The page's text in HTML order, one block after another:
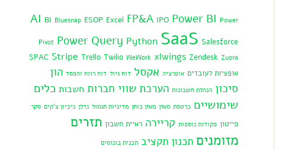
AI BI Bluesnap ESOP Excel FP&A IPO Power BI Power
Pivot Power Query Python SaaS Salesforce
SPAC Stripe Trello Twilio WeWork xlwings Zendesk Zuora
אופציות לעובדים אופרציה אקסל דוח גיול דוח רווח והפסד הון
סיכון הנהלת חשבונות הערכת שווי חברות חשבות כלים
שימושיים כרטסת מאזן מאזן בוחן מדיניות תגמול נדלן ניכיון צ'קים סקר
פייטון פקודות נוספות קריירה ראיית חשבון תזרים
מזומנים תכנון תקציב תכנית בונוסים